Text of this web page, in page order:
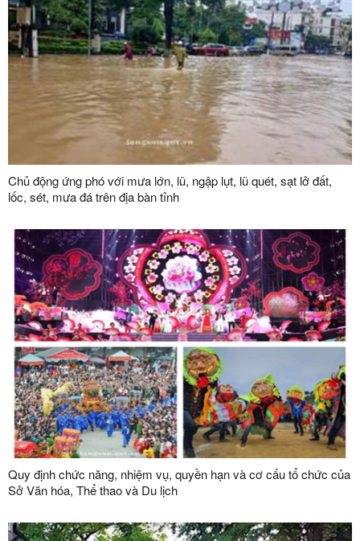
Chủ động ứng phó với mưa lớn, lũ, ngập lụt, lũ quét, sạt lở đất,
lốc, sét, mưa đá trên địa bàn tỉnh
Quy định chức năng, nhiệm vụ, quyền hạn và cơ cấu tổ chức của
Sở Văn hóa, Thể thao và Du lịch